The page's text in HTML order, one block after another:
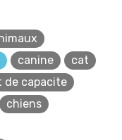
canine
cat
de capacite
chiens